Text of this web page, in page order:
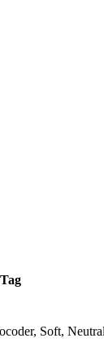
Tag
Soft,